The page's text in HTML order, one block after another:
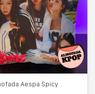
Aespa Spicy